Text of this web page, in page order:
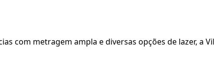
com metragem ampla e diversas opções de lazer, a